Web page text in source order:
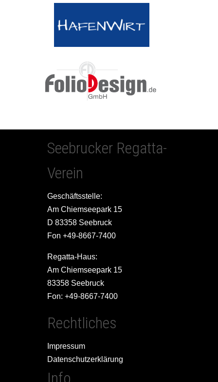
Seebrucker Regatta-
Verein
Geschäftsstelle:
Am Chiemseepark 15
D 83358 Seebruck
Fon +49-8667-7400
Regatta-Haus:
Am Chiemseepark 15
83358 Seebruck
Fon: +49-8667-7400
Rechtliches
Impressum
Datenschutzerklärung
Info